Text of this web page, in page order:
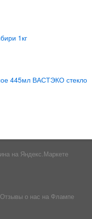
Отзывы о нас на Флампе